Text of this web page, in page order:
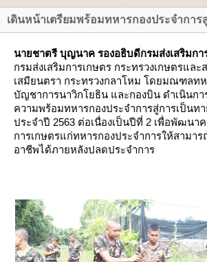
เดินหน้าเตรียมพร้อมทหารกองประจำการ
นายชาตรี บุญนาค รองอธิบดีกรมส่งเสริมกา
กรมส่งเสริมการเกษตร กระทรวงเกษตรแล
เสมียนตรา กระทรวงกลาโหม โดยมณฑล
บัญชาการนาวิกโยธิน และกองบิน ดำเนินกา
ความพร้อมทหารกองประจำการสู่การเป็นท
ประจำปี 2563 ต่อเนื่องเป็นปีที่ 2 เพื่อพัฒนา
การเกษตรแก่ทหารกองประจำการให้สามา
อาชีพได้ภายหลังปลดประจำการ